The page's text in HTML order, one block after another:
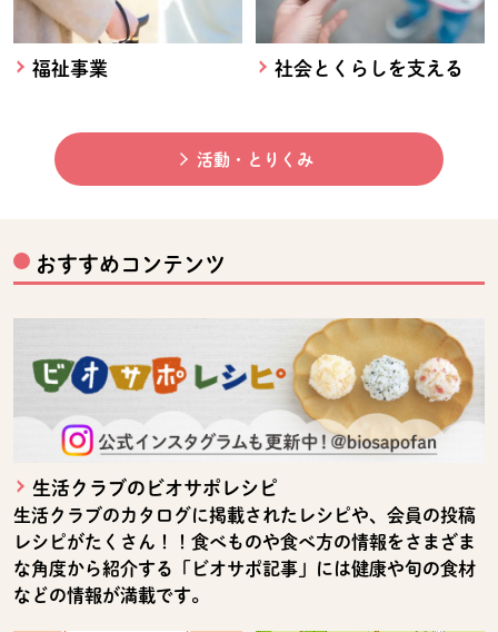
福祉事業 社会とくらしを支える
活動・とりくみ
おすすめコンテンツ
生活クラブのビオサポレシピ
生活クラブのカタログに掲載されたレシピや、会員の投稿
レシピがたくさん！！食べものや食べ方の情報をさまざま
な角度から紹介する「ビオサポ記事」には健康や旬の食材
などの情報が満載です。